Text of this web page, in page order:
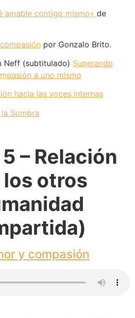
amable contigo mismo» de
por Gonzalo Brito.
Neff (subtitulado) Superando
a uno mismo
hacia las voces internas
Sombra
– Relación
otros
y compasión